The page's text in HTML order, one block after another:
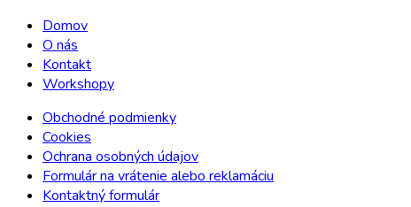
Domov
O nás
Kontakt
Workshopy
Obchodné podmienky
Cookies
Ochrana osobných údajov
Formulár na vrátenie alebo reklamáciu
Kontaktný formulár